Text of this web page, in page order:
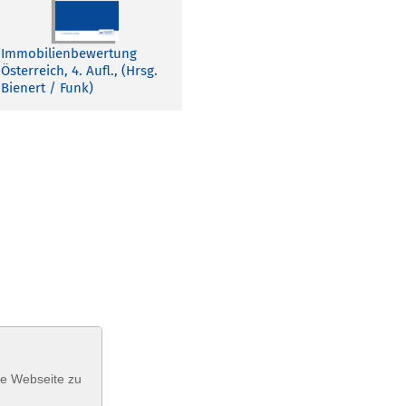
Immobilienbewertung
Österreich, 4. Aufl., (Hrsg.
Bienert / Funk)
Webseite zu